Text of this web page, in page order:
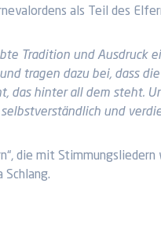
als Teil des
Tradition und
tragen dazu bei, dass
das hinter all dem steht.
und
die mit
Schlang.